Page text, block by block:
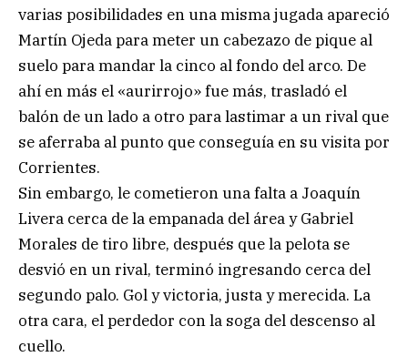
varias posibilidades en una misma jugada apareció
Martín Ojeda para meter un cabezazo de pique al
suelo para mandar la cinco al fondo del arco. De
ahí en más el «aurirrojo» fue más, trasladó el
balón de un lado a otro para lastimar a un rival que
se aferraba al punto que conseguía en su visita por
Corrientes.
Sin embargo, le cometieron una falta a Joaquín
Livera cerca de la empanada del área y Gabriel
Morales de tiro libre, después que la pelota se
desvió en un rival, terminó ingresando cerca del
segundo palo. Gol y victoria, justa y merecida. La
otra cara, el perdedor con la soga del descenso al
cuello.